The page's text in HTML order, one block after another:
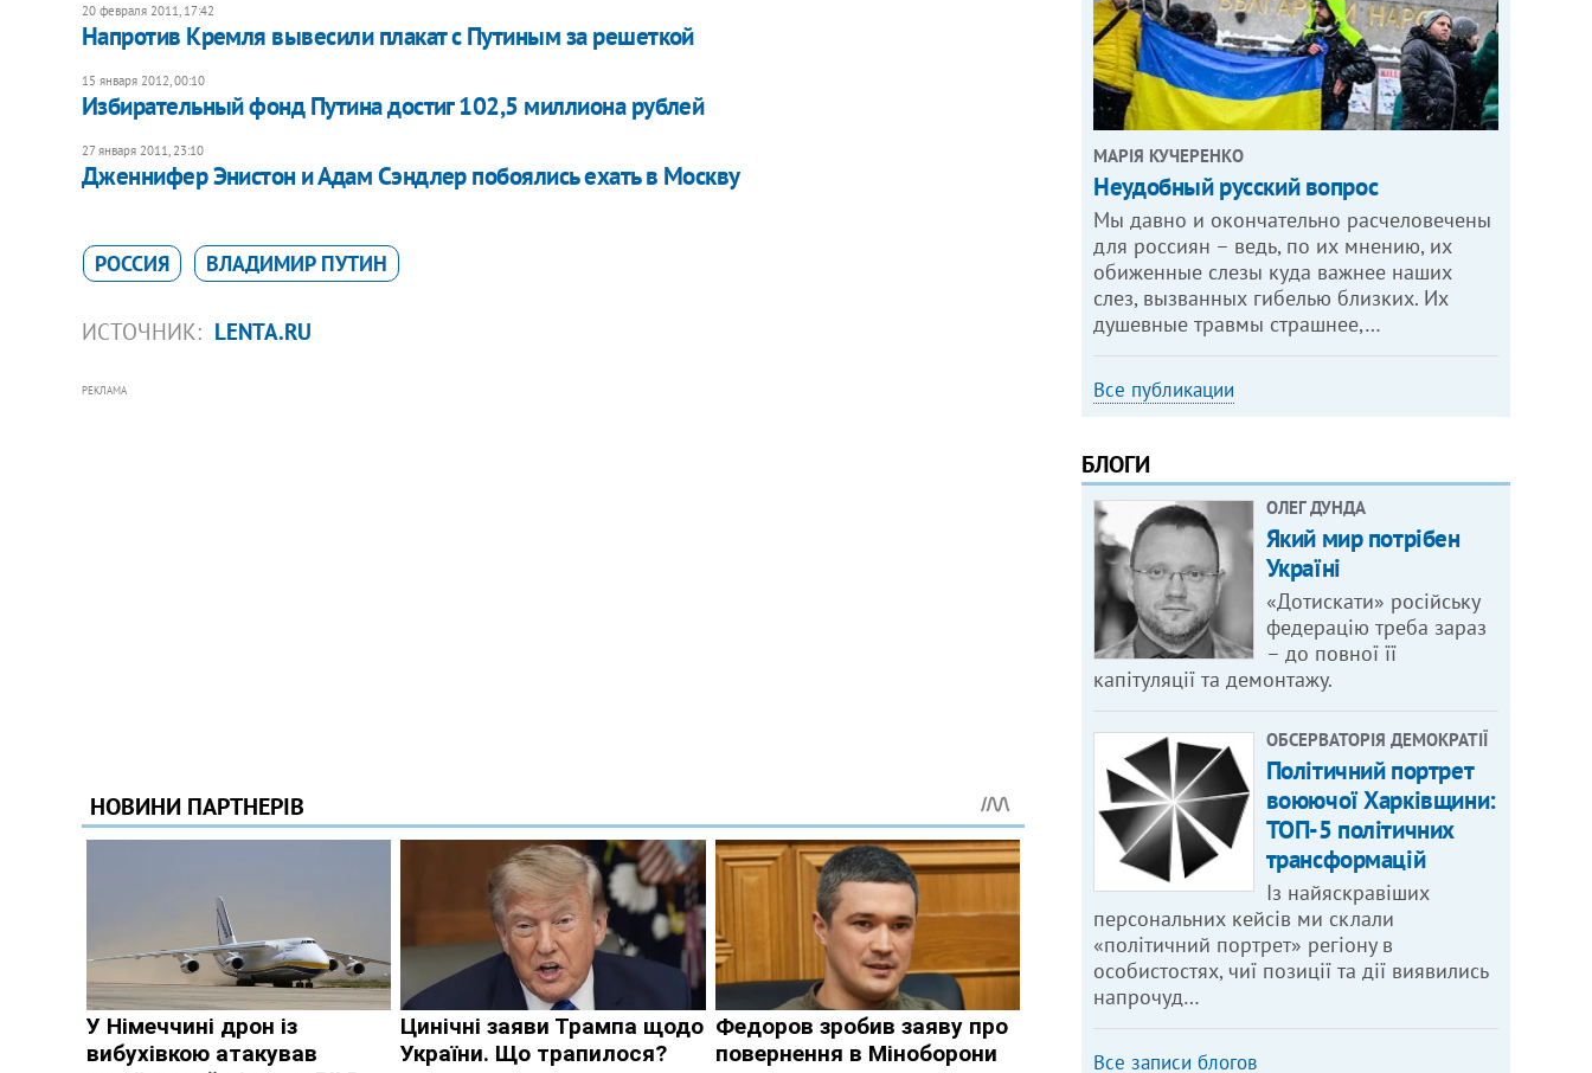
20 февраля 2011, 17:42
Напротив Кремля вывесили плакат с Путиным за решеткой
15 января 2012, 00:10
Избирательный фонд Путина достиг 102,5 миллиона рублей
27 января 2011, 23:10
Дженнифер Энистон и Адам Сэндлер побоялись ехать в Москву
РОССИЯ ВЛАДИМИР ПУТИН
ИСТОЧНИК: LENTA.RU
РЕКЛАМА
МАРІЯ КУЧЕРЕНКО
​Неудобный русский вопрос
Мы давно и окончательно расчеловечены
для россиян – ведь, по их мнению, их
обиженные слезы куда важнее наших
слез, вызванных гибелью близких. Их
душевные травмы страшнее,…
Все публикации
БЛОГИ
ОЛЕГ ДУНДА
Який мир потрібен
Україні
«Дотискати» російську
федерацію треба зараз
– до повної її
капітуляції та демонтажу.
ОБСЕРВАТОРІЯ ДЕМОКРАТІЇ
Політичний портрет
воюючої Харківщини:
ТОП-5 політичних
трансформацій
Із найяскравіших
персональних кейсів ми склали
«політичний портрет» регіону в
особистостях, чиї позиції та дії виявились
напрочуд…
Все записи блогов